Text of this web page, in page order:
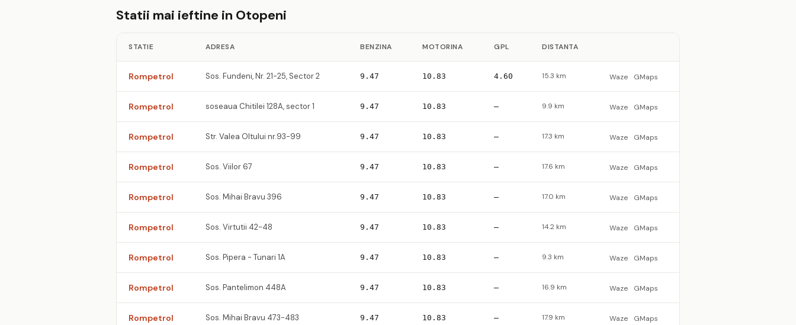
Statii mai ieftine in Otopeni
STATIE ADRESA BENZINA MOTORINA GPL DISTANTA
Rompetrol Sos. Fundeni, Nr. 21-25, Sector 2 9.47 10.83 4.60 15.3 km Waze GMaps
Rompetrol soseaua Chitilei 128A, sector 1 9.47 10.83 — 9.9 km Waze GMaps
Rompetrol Str. Valea Oltului nr.93-99 9.47 10.83 — 17.3 km Waze GMaps
Rompetrol Sos. Viilor 67 9.47 10.83 — 17.6 km Waze GMaps
Rompetrol Sos. Mihai Bravu 396 9.47 10.83 — 17.0 km Waze GMaps
Rompetrol Sos. Virtutii 42-48 9.47 10.83 — 14.2 km Waze GMaps
Rompetrol Sos. Pipera - Tunari 1A 9.47 10.83 — 9.3 km Waze GMaps
Rompetrol Sos. Pantelimon 448A 9.47 10.83 — 16.9 km Waze GMaps
Rompetrol Sos. Mihai Bravu 473-483 9.47 10.83 — 17.9 km Waze GMaps